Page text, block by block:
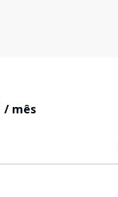
/ mês